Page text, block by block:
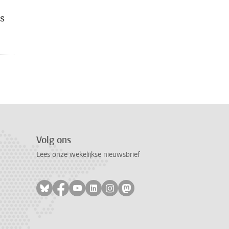
Volg ons
Lees onze wekelijkse nieuwsbrief
Volg ons op bluesky
Volg ons op facebook
Volg ons op youtube
Volg ons op linkedin
Volg ons op instagram
Volg ons op mastodon